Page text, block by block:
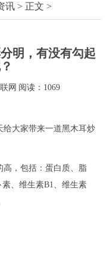
讯 > 正文 >
明，有没有勾起
网 阅读：1069
给大家带来一道黑木耳炒
高，包括：蛋白质、脂
、维生素B1、维生素